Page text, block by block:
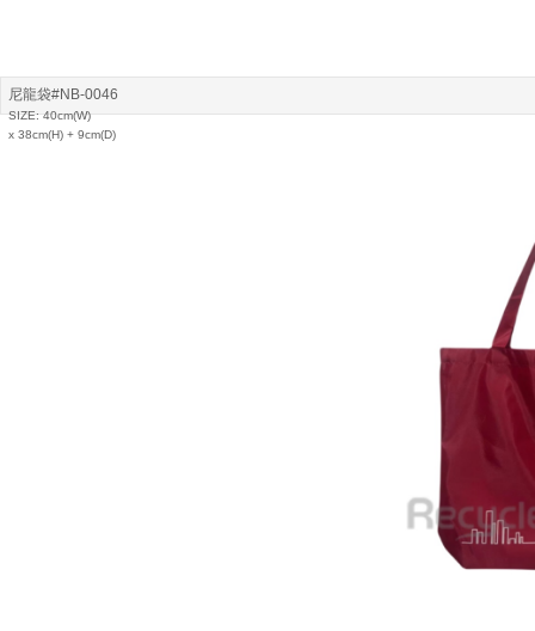
尼龍袋#NB-0046
SIZE: 40cm(W)
x 38cm(H) + 9cm(D)